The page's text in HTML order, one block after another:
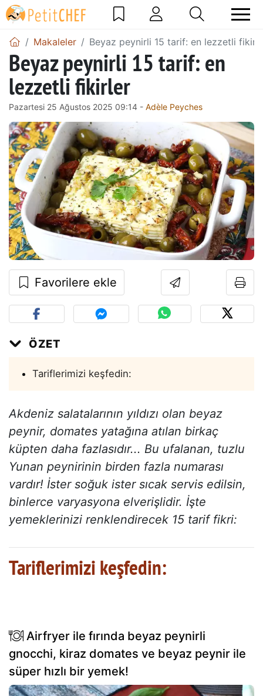
Makaleler Beyaz peynirli 15 tarif: en lezzetli
Beyaz peynirli 15 tarif: en
lezzetli fikirler
Pazartesi 25 Ağustos 2025 09:14 - Adèle Peyches
Favorilere ekle
ÖZET
Tariflerimizi keşfedin:
Akdeniz salatalarının yıldızı olan beyaz
peynir, domates yatağına atılan birkaç
küpten daha fazlasıdır... Bu ufalanan, tuzlu
Yunan peynirinin birden fazla numarası
vardır! İster soğuk ister sıcak servis edilsin,
binlerce varyasyona elverişlidir. İşte
yemeklerinizi renklendirecek 15 tarif fikri:
Tariflerimizi keşfedin:
Airfryer ile fırında beyaz peynirli
gnocchi, kiraz domates ve beyaz peynir ile
süper hızlı bir yemek!